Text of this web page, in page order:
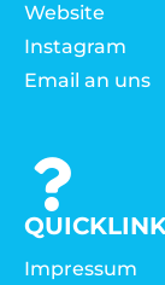
Website
Instagram
Email an uns
Impressum